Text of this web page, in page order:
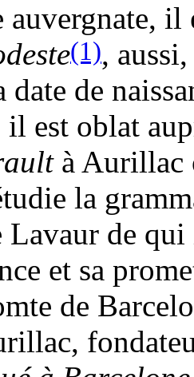
il
(1),
date de
il est oblat
à Aurillac
la
Lavaur de
et sa
de